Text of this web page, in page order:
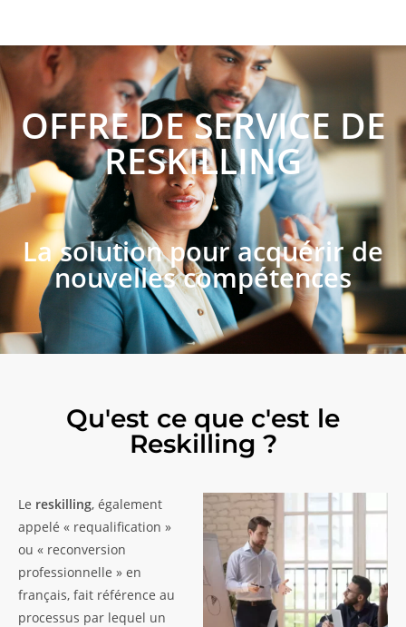
OFFRE DE SERVICE DE
RESKILLING
La solution pour acquérir de
nouvelles compétences
Qu'est ce que c'est le
Reskilling ?
Le reskilling, également
appelé « requalification »
ou « reconversion
professionnelle » en
français, fait référence au
processus par lequel un